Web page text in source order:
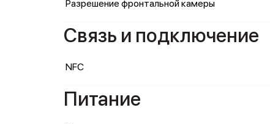
Разрешение фронтальной камеры
Связь и подключение
NFC
Питание